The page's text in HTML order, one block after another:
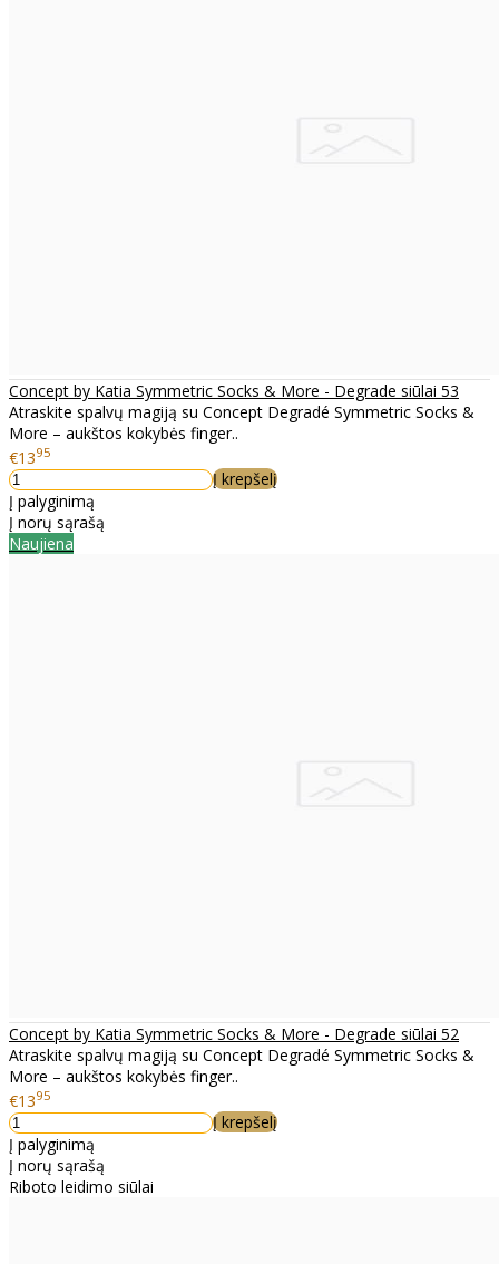
Concept by Katia Symmetric Socks & More - Degrade siūlai 53
Atraskite spalvų magiją su Concept Degradé Symmetric Socks &
More – aukštos kokybės finger..
€1395
Į krepšelį
Į palyginimą
Į norų sąrašą
Naujiena
Concept by Katia Symmetric Socks & More - Degrade siūlai 52
Atraskite spalvų magiją su Concept Degradé Symmetric Socks &
More – aukštos kokybės finger..
€1395
Į krepšelį
Į palyginimą
Į norų sąrašą
Riboto leidimo siūlai